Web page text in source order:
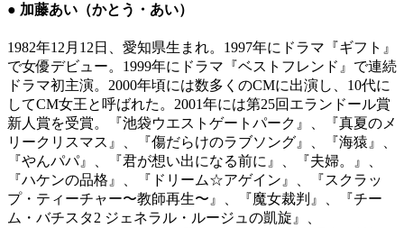
● 加藤あい（かとう・あい）
1982年12月12日、愛知県生まれ。1997年にドラマ『ギフト』
で女優デビュー。1999年にドラマ『ベストフレンド』で連続
ドラマ初主演。2000年頃には数多くのCMに出演し、10代に
してCM女王と呼ばれた。2001年には第25回エランドール賞
新人賞を受賞。『池袋ウエストゲートパーク』、『真夏のメ
リークリスマス』、『傷だらけのラブソング』、『海猿』、
『やんパパ』、『君が想い出になる前に』、『夫婦。』、
『ハケンの品格』、『ドリーム☆アゲイン』、『スクラッ
プ・ティーチャー〜教師再生〜』、『魔女裁判』、『チー
ム・バチスタ2 ジェネラル・ルージュの凱旋』、